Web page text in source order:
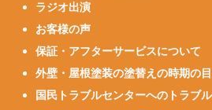
ラジオ出演
お客様の声
保証・アフターサービスについて
外壁・屋根塗装の塗替えの時期の
国民トラブルセンターへのトラブル